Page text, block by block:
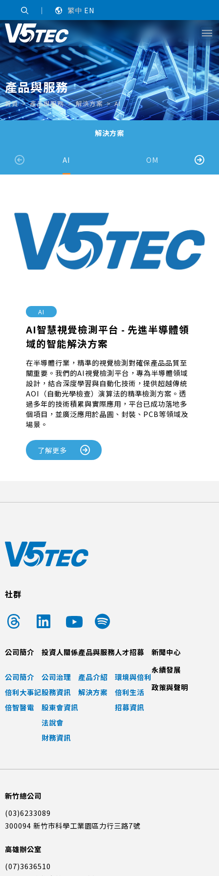
｜ 繁中 EN
產品與服務
首頁 產品與服務 解決方案 AI
解決方案
AI OM
AI
AI智慧視覺檢測平台 - 先進半導體領
域的智能解決方案
在半導體行業，精準的視覺檢測對確保產品品質至
關重要。我們的AI視覺檢測平台，專為半導體領域
設計，結合深度學習與自動化技術，提供超越傳統
AOI（自動光學檢查）演算法的精準檢測方案。透
過多年的技術積累與實際應用，平台已成功落地多
個項目，並廣泛應用於晶圓、封裝、PCB等領域及
場景。
了解更多
社群
公司簡介
公司簡介
倍利大事記
倍智醫電
投資人關係
公司治理
股務資訊
股東會資訊
法說會
財務資訊
產品與服務
產品介紹
解決方案
人才招募
環境與倍利
倍利生活
招募資訊
新聞中心
永續發展
政策與聲明
新竹總公司
(03)6233089
300094 新竹市科學工業園區力行三路7號
高雄辦公室
(07)3636510